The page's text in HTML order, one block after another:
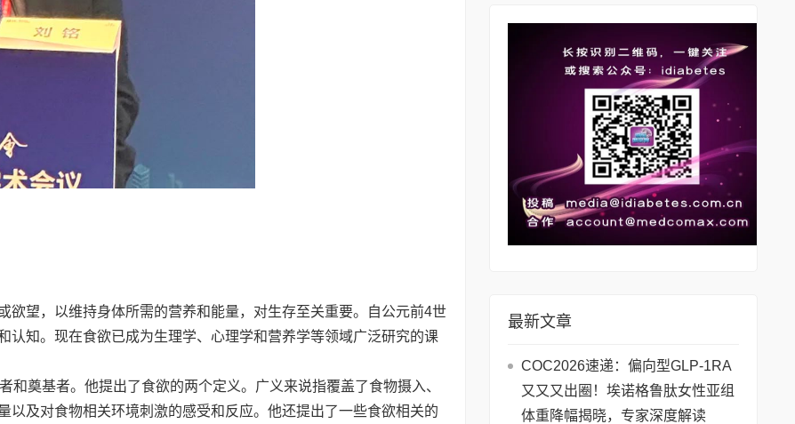
欲望，以维持身体所需的营养和能量，对生存至关重要。自公元前4世
认知。现在食欲已成为生理学、心理学和营养学等领域广泛研究的课
奠基者。他提出了食欲的两个定义。广义来说指覆盖了食物摄入、
以及对食物相关环境刺激的感受和反应。他还提出了一些食欲相关的
最新文章
COC2026速递：偏向型GLP-1RA
又又又出圈！埃诺格鲁肽女性亚组
体重降幅揭晓，专家深度解读